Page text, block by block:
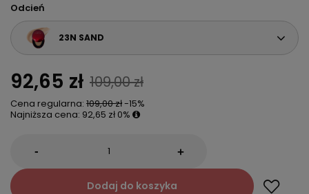
Odcień
23N SAND
92,65 zł 109,00 zł
Cena regularna: 109,00 zł-15%
Najniższa cena: 92,65 zł 0%
- +
Dodaj do koszyka